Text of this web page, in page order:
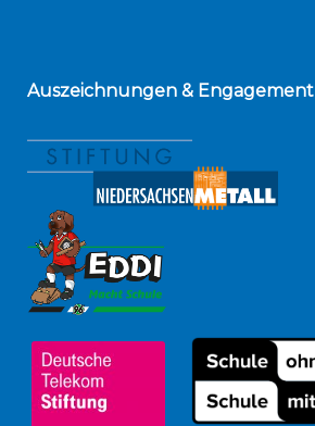
Auszeichnungen & Engagement